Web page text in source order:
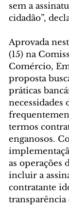
sem a
cidadão”,
Aprovada
(15) na
Comércio,
proposta
práticas
necessidades
termos
enganosos.
as operações
incluir a
contratante
transparência